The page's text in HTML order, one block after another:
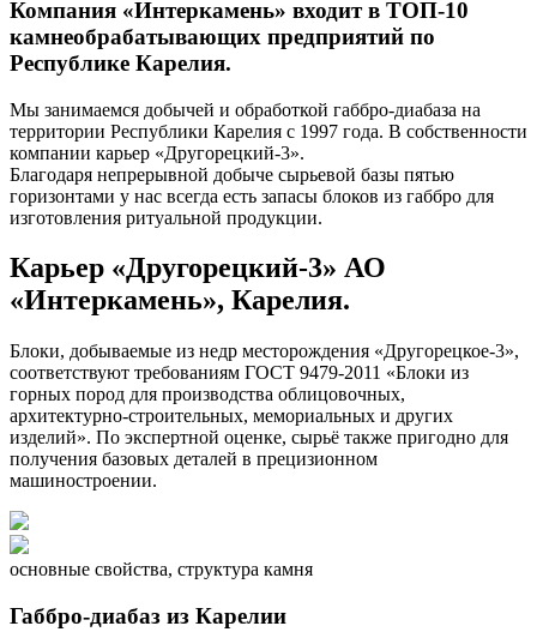
Компания «Интеркамень» входит в ТОП-10
камнеобрабатывающих предприятий по
Республике Карелия.
Мы занимаемся добычей и обработкой габбро-диабаза на
территории Республики Карелия с 1997 года. В собственности
компании карьер «Другорецкий-3».
Благодаря непрерывной добыче сырьевой базы пятью
горизонтами у нас всегда есть запасы блоков из габбро для
изготовления ритуальной продукции.
Карьер «Другорецкий-3» АО
«Интеркамень», Карелия.
Блоки, добываемые из недр месторождения «Другорецкое-3»,
соответствуют требованиям ГОСТ 9479-2011 «Блоки из
горных пород для производства облицовочных,
архитектурно-строительных, мемориальных и других
изделий». По экспертной оценке, сырьё также пригодно для
получения базовых деталей в прецизионном
машиностроении.
основные свойства, структура камня
Габбро-диабаз из Карелии